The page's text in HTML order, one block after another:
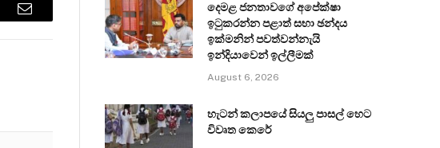
Email
දෙමළ ජනතාවගේ අපේක්ෂා
ඉටුකරන්න පළාත් සභා ඡන්දය
ඉක්මනින් පවත්වන්නැයි
ඉන්දියාවෙන් ඉල්ලීමක්
August 6, 2026
හැටන් කලාපයේ සියලු පාසල් හෙට
විවෘත කෙරේ